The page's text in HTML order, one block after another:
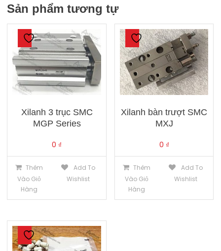
Sản phẩm tương tự
Xilanh 3 trục SMC
MGP Series
0 ₫
Thêm
Vào Giỏ
Hàng
Add To
Wishlist
Xilanh bàn trượt SMC
MXJ
0 ₫
Thêm
Vào Giỏ
Hàng
Add To
Wishlist